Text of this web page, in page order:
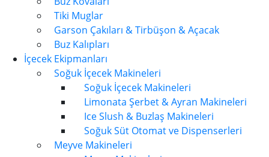
Tiki Muglar
Garson Çakıları & Tirbüşon & Açacak
Buz Kalıpları
İçecek Ekipmanları
Soğuk İçecek Makineleri
Soğuk İçecek Makineleri
Limonata Şerbet & Ayran Makineleri
Ice Slush & Buzlaş Makineleri
Soğuk Süt Otomat ve Dispenserleri
Meyve Makineleri